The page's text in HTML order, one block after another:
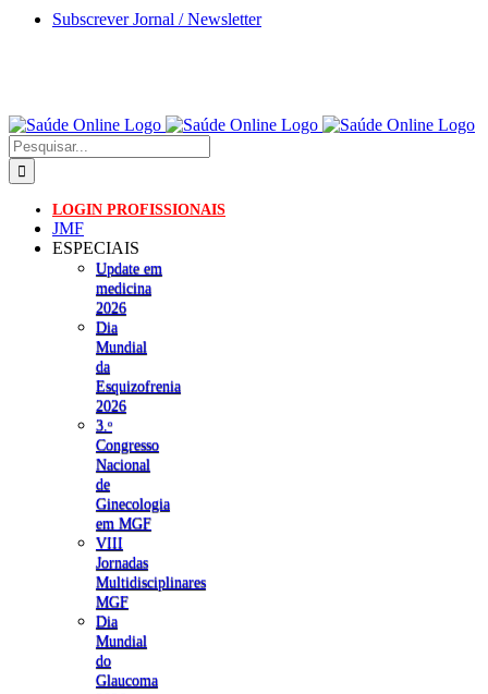
Skip
Subscrever Jornal / Newsletter
Pesquisar
LOGIN PROFISSIONAIS
JMF
ESPECIAIS
Update em
medicina
2026
Dia
Mundial
da
Esquizofrenia
2026
3.ᵒ
Congresso
Nacional
de
Ginecologia
em MGF
VIII
Jornadas
Multidisciplinares
MGF
Dia
Mundial
do
Glaucoma